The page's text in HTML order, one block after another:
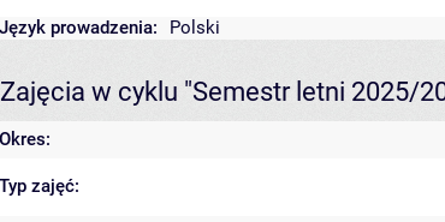
Język prowadzenia:
Polski
Zajęcia w cyklu "Semestr letni 2025/
Okres:
Typ zajęć: